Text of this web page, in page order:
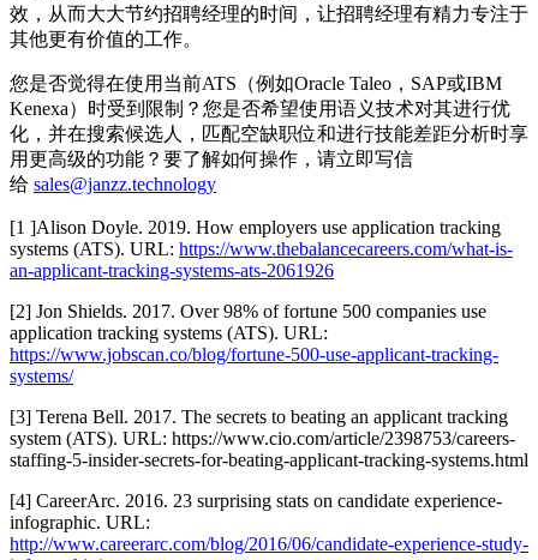
效，从而大大节约招聘经理的时间，让招聘经理有精力专注于
其他更有价值的工作。
您是否觉得在使用当前ATS（例如Oracle Taleo，SAP或IBM
Kenexa）时受到限制？您是否希望使用语义技术对其进行优
化，并在搜索候选人，匹配空缺职位和进行技能差距分析时享
用更高级的功能？要了解如何操作，请立即写信
给 sales@janzz.technology
[1 ]Alison Doyle. 2019. How employers use application tracking
systems (ATS). URL: https://www.thebalancecareers.com/what-is-
an-applicant-tracking-systems-ats-2061926
[2] Jon Shields. 2017. Over 98% of fortune 500 companies use
application tracking systems (ATS). URL:
https://www.jobscan.co/blog/fortune-500-use-applicant-tracking-
systems/
[3] Terena Bell. 2017. The secrets to beating an applicant tracking
system (ATS). URL: https://www.cio.com/article/2398753/careers-
staffing-5-insider-secrets-for-beating-applicant-tracking-systems.html
[4] CareerArc. 2016. 23 surprising stats on candidate experience-
infographic. URL:
http://www.careerarc.com/blog/2016/06/candidate-experience-study-